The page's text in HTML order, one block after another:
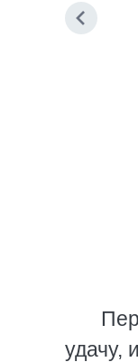
удачу,